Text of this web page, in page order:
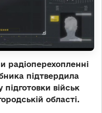
радіоперехопленні
підтвердила
військ
області.